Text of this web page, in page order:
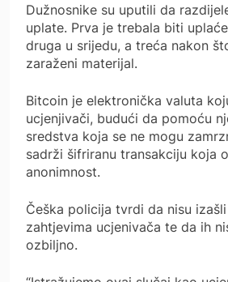
Dužnosnike su uputili da
uplate. Prva je trebala biti
druga u srijedu, a treća nakon
zaraženi materijal.
Bitcoin je elektronička valuta
ucjenjivači, budući da pomoću
sredstva koja se ne mogu
sadrži šifriranu transakciju koja
anonimnost.
Češka policija tvrdi da nisu
zahtjevima ucjenivača te da ih
ozbiljno.